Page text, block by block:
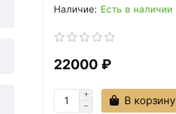
Есть в наличии
22000 ₽
В корзину